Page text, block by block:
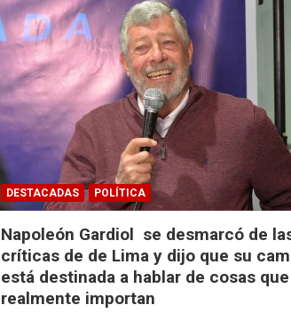
DESTACADAS POLÍTICA
Napoleón Gardiol se desmarcó de
críticas de de Lima y dijo que su
está destinada a hablar de cosas que
realmente importan